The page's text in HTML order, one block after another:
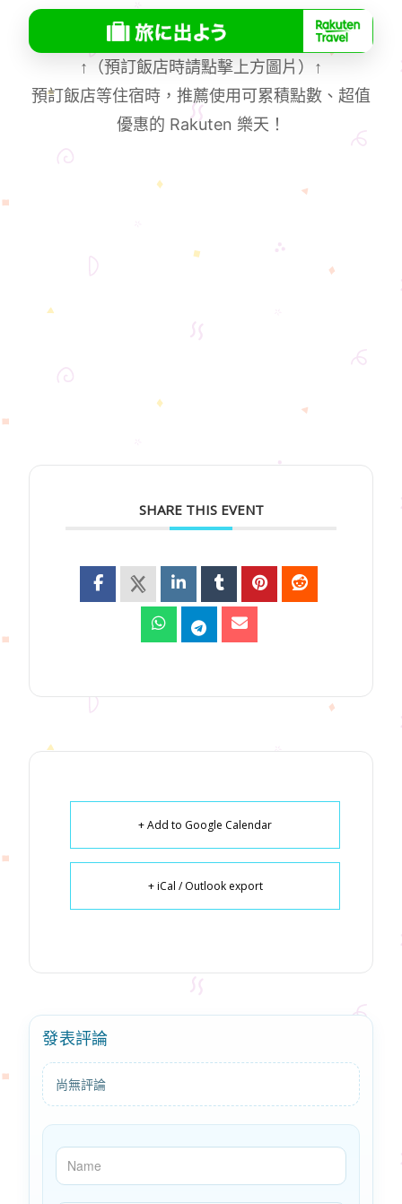
↑ （預訂飯店時請點擊上方圖片） ↑
預訂飯店等住宿時，推薦使用可累積點數、超值
優惠的 Rakuten 樂天！
SHARE THIS EVENT
+ Add to Google Calendar
+ iCal / Outlook export
發表評論
尚無評論